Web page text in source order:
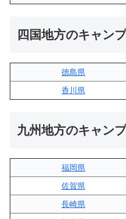
四国地方のキャン
徳島県
香川県
九州地方のキャン
福岡県
佐賀県
長崎県